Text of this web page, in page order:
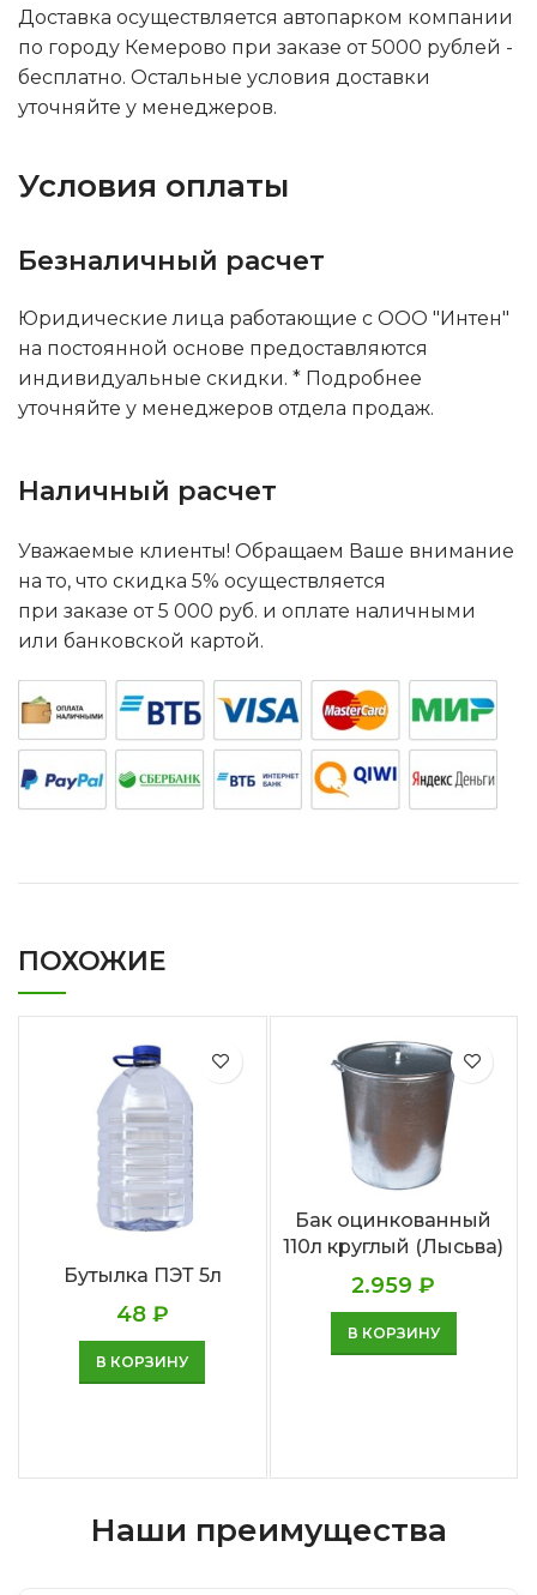
Доставка осуществляется автопарком компании
по городу Кемерово при заказе от 5000 рублей -
бесплатно. Остальные условия доставки
уточняйте у менеджеров.
Условия оплаты
Безналичный расчет
Юридические лица работающие с ООО "Интен"
на постоянной основе предоставляются
индивидуальные скидки. * Подробнее
уточняйте у менеджеров отдела продаж.
Наличный расчет
Уважаемые клиенты! Обращаем Ваше внимание
на то, что скидка 5% осуществляется
при заказе от 5 000 руб. и оплате наличными
или банковской картой.
ПОХОЖИЕ
Бутылка ПЭТ 5л
48 ₽
В КОРЗИНУ
Бак оцинкованный
110л круглый (Лысьва)
2.959₽
В КОРЗИНУ
Наши преимущества